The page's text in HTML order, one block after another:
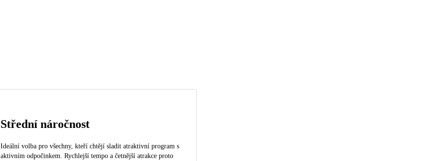
Střední náročnost
Ideální volba pro všechny, kteří chtějí sladit atraktivní program s
aktivním odpočinkem. Rychlejší tempo a četnější atrakce proto